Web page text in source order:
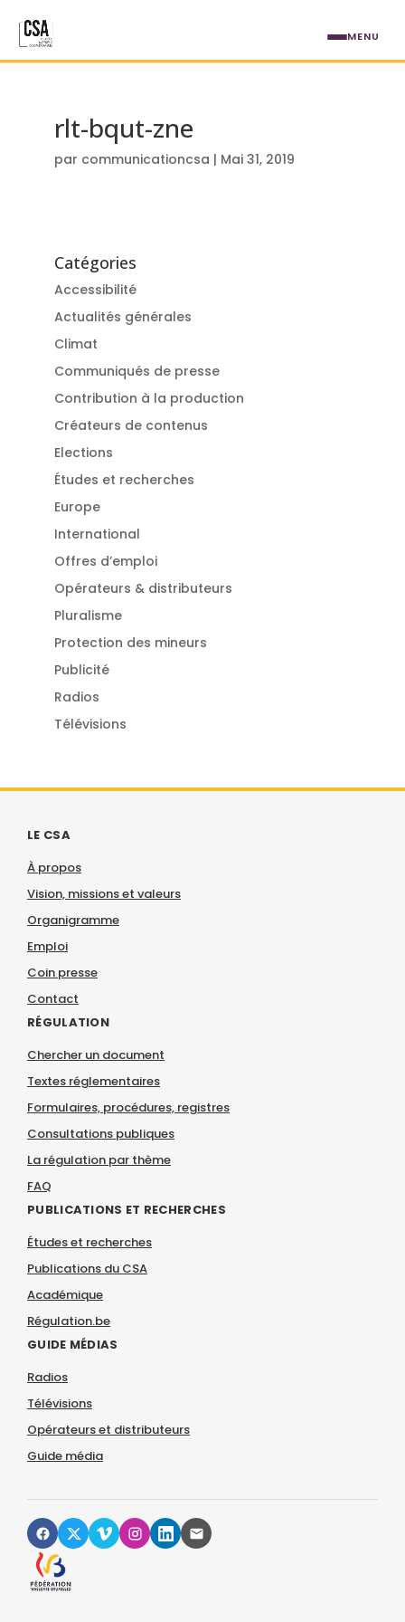
rlt-bqut-zne
par communicationcsa | Mai 31, 2019
Catégories
Accessibilité
Actualités générales
Climat
Communiqués de presse
Contribution à la production
Créateurs de contenus
Elections
Études et recherches
Europe
International
Offres d’emploi
Opérateurs & distributeurs
Pluralisme
Protection des mineurs
Publicité
Radios
Télévisions
LE CSA
À propos
Vision, missions et valeurs
Organigramme
Emploi
Coin presse
Contact
RÉGULATION
Chercher un document
Textes réglementaires
Formulaires, procédures, registres
Consultations publiques
La régulation par thème
FAQ
PUBLICATIONS ET RECHERCHES
Études et recherches
Publications du CSA
Académique
Régulation.be
GUIDE MÉDIAS
Radios
Télévisions
Opérateurs et distributeurs
Guide média
MENU